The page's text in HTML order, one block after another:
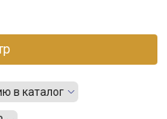
в каталог